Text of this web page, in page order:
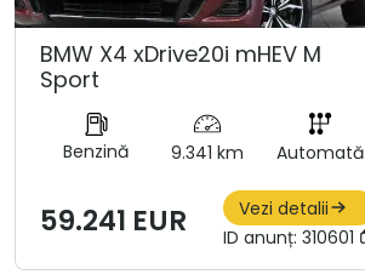
BMW X4 xDrive20i mHEV M
Sport
Benzină 9.341 km Automată
59.241 EUR
Vezi detalii
ID anunț: 310601